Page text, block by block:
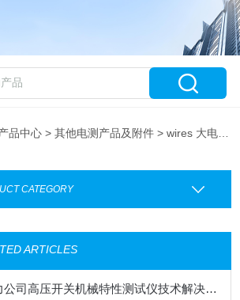
品中心 >其他电测产品及附件 > wires 大电流导线
CATEGORY
ARTICLES
武汉特高压电力公司高压开关机械特性测试仪技术解决方案与行业应用